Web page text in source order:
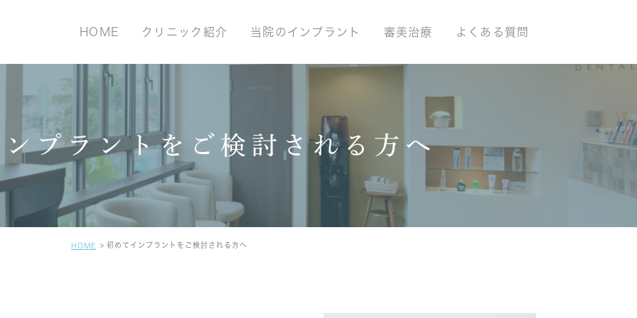
HOME クリニック紹介 当院のインプラント 審美治療 よくある質問
プラントをご検討される方へ
HOME 初めてインプラントをご検討される方へ